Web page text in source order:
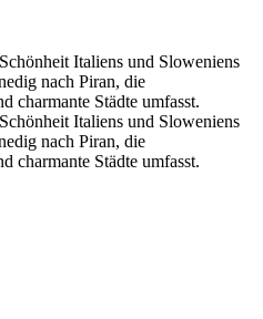
Italiens und Sloweniens
nach Piran, die
charmante Städte umfasst.
Italiens und Sloweniens
nach Piran, die
charmante Städte umfasst.